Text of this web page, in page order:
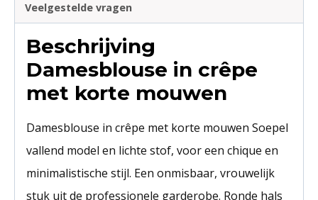
Veelgestelde vragen
Beschrijving
Damesblouse in crêpe
met korte mouwen
Damesblouse in crêpe met korte mouwen Soepel
vallend model en lichte stof, voor een chique en
minimalistische stijl. Een onmisbaar, vrouwelijk
stuk uit de professionele garderobe. Ronde hals